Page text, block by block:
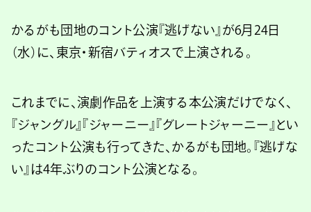
かるがも団地のコント公演『逃げない』が6月24日
（水）に、東京・新宿バティオスで上演される。
これまでに、演劇作品を上演する本公演だけでなく、
『ジャングル』『ジャーニー』『グレートジャーニー』とい
ったコント公演も行ってきた、かるがも団地。『逃げな
い』は4年ぶりのコント公演となる。